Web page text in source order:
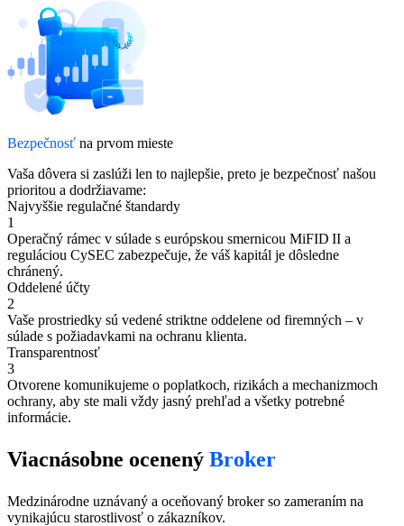
Bezpečnosť na prvom mieste
Vaša dôvera si zaslúži len to najlepšie, preto je bezpečnosť našou
prioritou a dodržiavame:
Najvyššie regulačné štandardy
1
Operačný rámec v súlade s európskou smernicou MiFID II a
reguláciou CySEC zabezpečuje, že váš kapitál je dôsledne
chránený.
Oddelené účty
2
Vaše prostriedky sú vedené striktne oddelene od firemných – v
súlade s požiadavkami na ochranu klienta.
Transparentnosť
3
Otvorene komunikujeme o poplatkoch, rizikách a mechanizmoch
ochrany, aby ste mali vždy jasný prehľad a všetky potrebné
informácie.
Viacnásobne ocenený Broker
Medzinárodne uznávaný a oceňovaný broker so zameraním na
vynikajúcu starostlivosť o zákazníkov.